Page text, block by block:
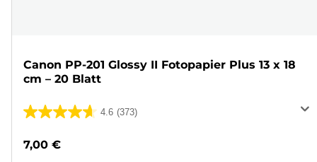
Canon PP-201 Glossy II Fotopapier Plus 13 x 18
cm – 20 Blatt
4.6 (373)
4.6
7,00 €